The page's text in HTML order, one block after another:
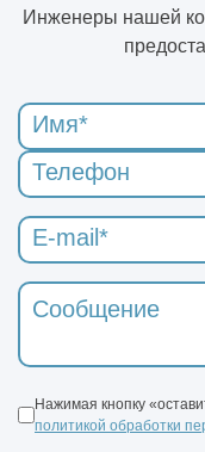
Инженеры нашей
Нажимая кнопку
политикой обработки